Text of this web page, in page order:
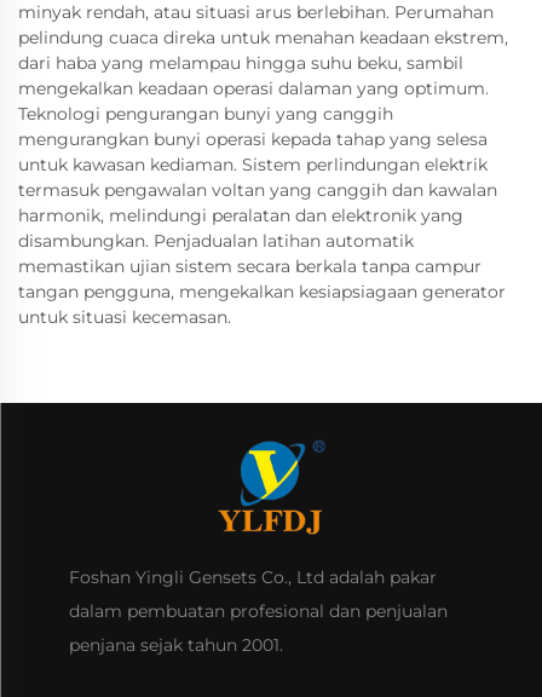
minyak rendah, atau situasi arus berlebihan. Perumahan
pelindung cuaca direka untuk menahan keadaan ekstrem,
dari haba yang melampau hingga suhu beku, sambil
mengekalkan keadaan operasi dalaman yang optimum.
Teknologi pengurangan bunyi yang canggih
mengurangkan bunyi operasi kepada tahap yang selesa
untuk kawasan kediaman. Sistem perlindungan elektrik
termasuk pengawalan voltan yang canggih dan kawalan
harmonik, melindungi peralatan dan elektronik yang
disambungkan. Penjadualan latihan automatik
memastikan ujian sistem secara berkala tanpa campur
tangan pengguna, mengekalkan kesiapsiagaan generator
untuk situasi kecemasan.
Foshan Yingli Gensets Co., Ltd adalah pakar
dalam pembuatan profesional dan penjualan
penjana sejak tahun 2001.